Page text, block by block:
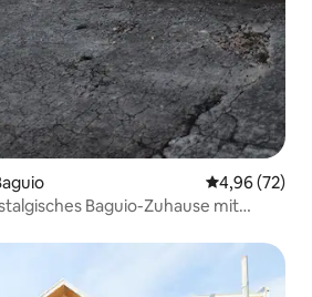
4,96 (72)
Baguio-Zuhause mit